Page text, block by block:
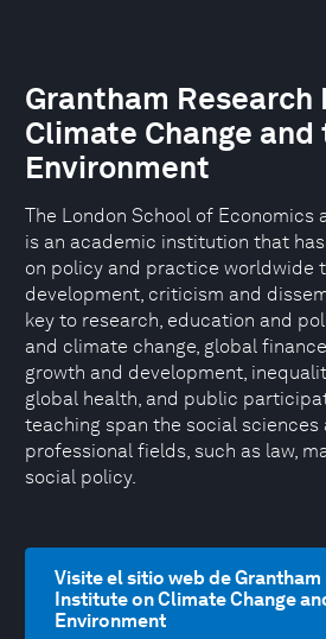
Grantham
Climate Change and
Environment
The London School of Economics
is an academic institution that
on policy and practice worldwide
development, criticism and
key to research, education and
and climate change, global
growth and development,
global health, and public
teaching span the social sciences
professional fields, such as law,
social policy.
Visite el sitio web de Grantham
Institute on Climate Change
Environment